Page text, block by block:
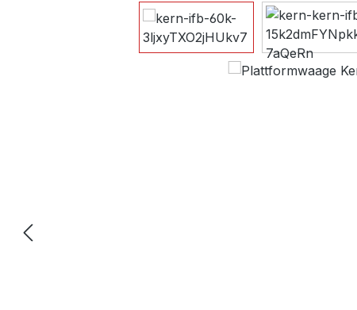
Bildergalerie überspringen